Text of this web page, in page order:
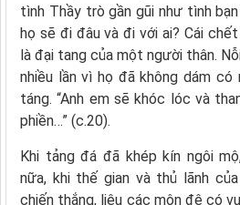
tình Thầy trò gần gũi như tình
họ sẽ đi đâu và đi với ai? Cái
là đại tang của một người thân.
nhiều lần vì họ đã không dám
táng. “Anh em sẽ khóc lóc và
phiền…” (c.20).
Khi tảng đá đã khép kín ngôi
nữa, khi thế gian và thủ lãnh
chiến thắng, liệu các môn đệ có